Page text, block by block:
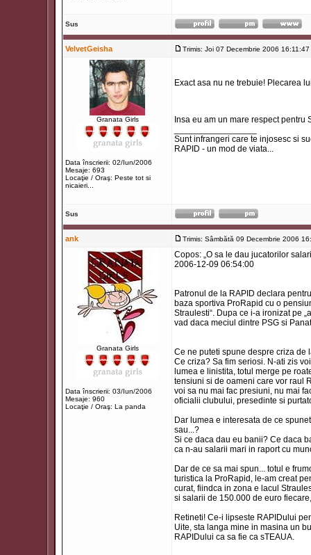
Sus
VelvetGeisha Trimis: Joi 07 Decembrie 2006 16:11:47
Granata Girls
Data înscrierii: 02/Iun/2006
Mesaje: 693
Locaţie / Oraş: Peste tot si
nicaieri...
Exact asa nu ne trebuie! Plecarea
Insa eu am un mare respect
Sunt infrangeri care te injosesc si
RAPID - un mod de viata...
Sus
ank Trimis: Sâmbătă 09 Decembrie 2006
Granata Girls
Data înscrierii: 03/Iun/2006
Mesaje: 960
Locaţie / Oraş: La panda
Copos: „O sa le dau jucatorilor
2006-12-09 06:54:00
Patronul de la RAPID declara
baza sportiva ProRapid cu o
Straulesti“. Dupa ce i-a ironizat pe
vad daca meciul dintre PSG si
Ce ne puteti spune despre criza de
Ce criza? Sa fim seriosi. N-ati zis
lumea e linistita, totul merge pe
tensiuni si de oameni care vor raul
voi sa nu mai fac presiuni, nu mai
oficialii clubului, presedinte si
Dar lumea e interesata de ce
sau...?
Si ce daca dau eu banii? Ce daca
ca n-au salarii mari in raport cu
Dar de ce sa mai spun... totul e
turistica la ProRapid, le-am creat
curat, fiindca in zona e lacul
si salarii de 150.000 de euro
Retineti! Ce-i lipseste RAPIDului
Uite, sta langa mine in masina un
RAPIDului ca sa fie ca sTEAUA.